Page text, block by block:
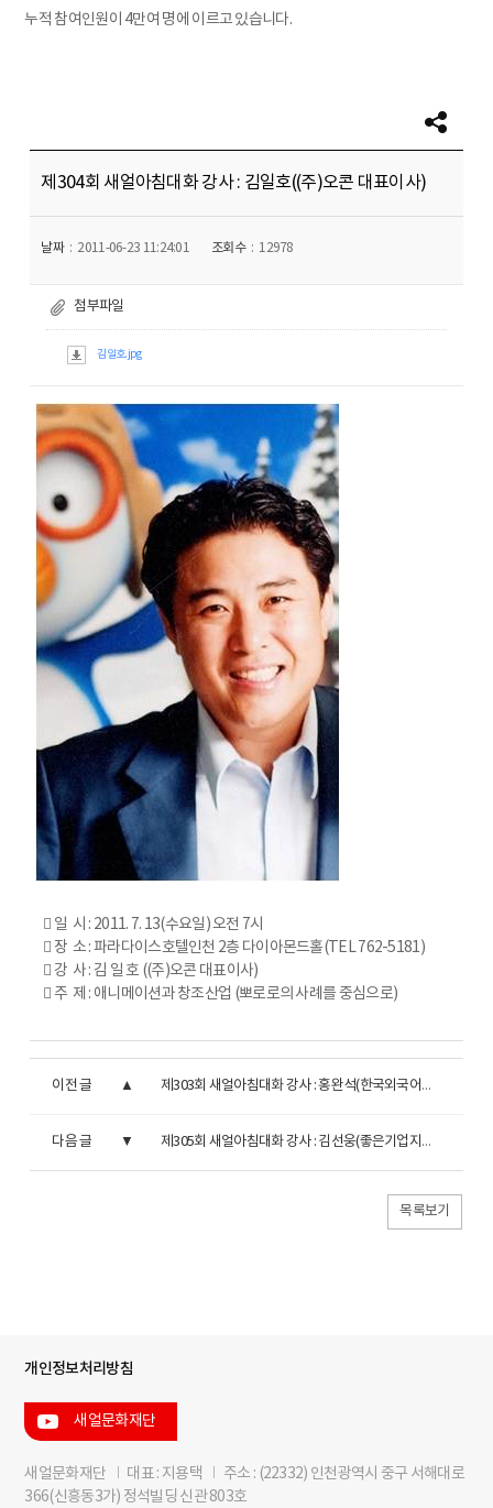
누적 참여인원이 4만여 명에 이르고 있습니다.
제304회 새얼아침대화 강사 : 김일호((주)오콘 대표이사)
날짜 2011-06-23 11:24:01 조회수 12978
첨부파일
김일호.jpg
󰁮 일 시 : 2011. 7. 13(수요일) 오전 7시
󰁮 장 소 : 파라다이스호텔인천 2층 다이아몬드홀(TEL 762-5181)
󰁮 강 사 : 김 일 호 ((주)오콘 대표이사)
󰁮 주 제 : 애니메이션과 창조산업 (뽀로로의 사례를 중심으로)
이전 글 제303회 새얼아침대화 강사 : 홍완석(한국외국어대학교 러시아연구소 소장)
다음 글 제305회 새얼아침대화 강사 : 김선웅(좋은기업지배구조연구소 소장)
목록보기
개인정보처리방침
새얼문화재단
새얼문화재단 대표 : 지용택
주소 : (22332) 인천광역시 중구 서해대로
366(신흥동3가) 정석빌딩 신관 803호